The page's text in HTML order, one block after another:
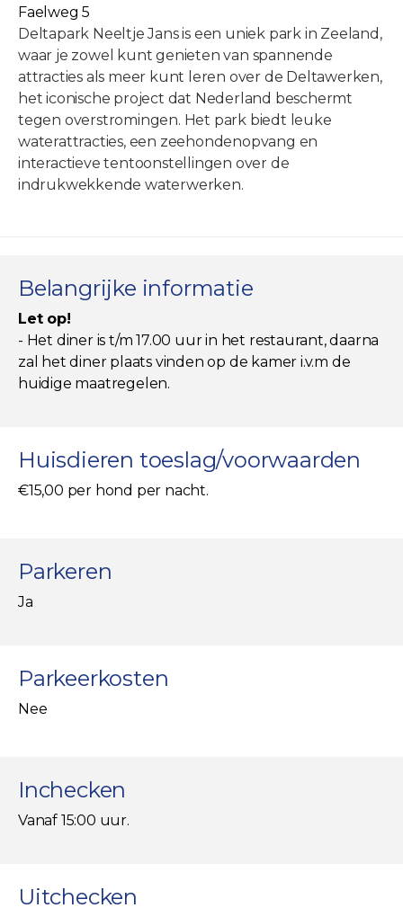
Faelweg 5
Deltapark Neeltje Jans is een uniek park in Zeeland,
waar je zowel kunt genieten van spannende
attracties als meer kunt leren over de Deltawerken,
het iconische project dat Nederland beschermt
tegen overstromingen. Het park biedt leuke
waterattracties, een zeehondenopvang en
interactieve tentoonstellingen over de
indrukwekkende waterwerken.
Belangrijke informatie
Let op!
- Het diner is t/m 17.00 uur in het restaurant, daarna
zal het diner plaats vinden op de kamer i.v.m de
huidige maatregelen.
Huisdieren toeslag/voorwaarden
€15,00 per hond per nacht.
Parkeren
Ja
Parkeerkosten
Nee
Inchecken
Vanaf 15:00 uur.
Uitchecken